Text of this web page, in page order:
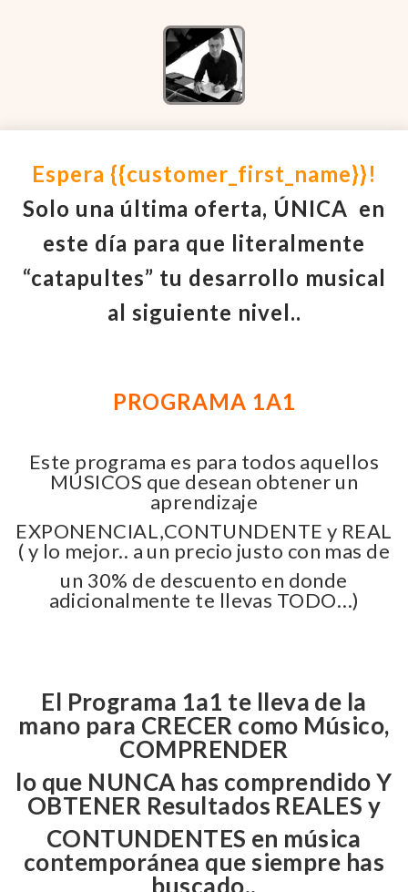
Espera {{customer_first_name}}!
Solo una última oferta, ÚNICA en
este día para que literalmente
“catapultes” tu desarrollo musical
al siguiente nivel..
PROGRAMA 1A1
Este programa es para todos aquellos
MÚSICOS que desean obtener un
aprendizaje
EXPONENCIAL,CONTUNDENTE y REAL
( y lo mejor.. a un precio justo con mas de
un 30% de descuento en donde
adicionalmente te llevas TODO…)
El Programa 1a1 te lleva de la
mano para CRECER como Músico,
COMPRENDER
lo que NUNCA has comprendido Y
OBTENER Resultados REALES y
CONTUNDENTES en música
contemporánea que siempre has
buscado..